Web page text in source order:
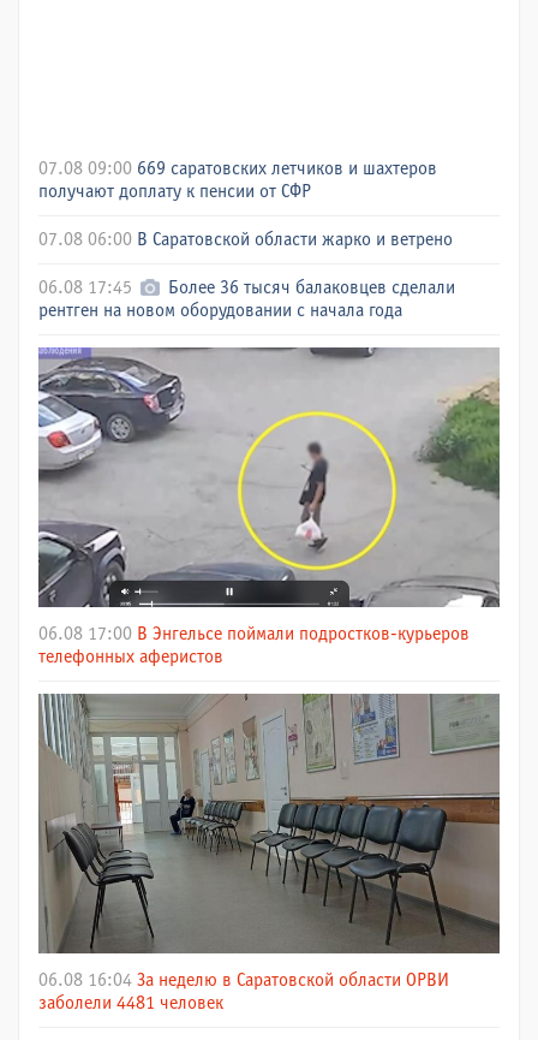
07.08 09:00 669 саратовских летчиков и шахтеров
получают доплату к пенсии от СФР
07.08 06:00 В Саратовской области жарко и ветрено
06.08 17:45
Более 36 тысяч балаковцев сделали
рентген на новом оборудовании с начала года
06.08 17:00 В Энгельсе поймали подростков-курьеров
телефонных аферистов
06.08 16:04 За неделю в Саратовской области ОРВИ
заболели 4481 человек